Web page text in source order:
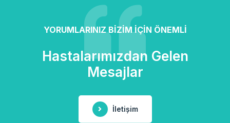
YORUMLARINIZ BİZİM İÇİN ÖNEMLİ
Hastalarımızdan Gelen
Mesajlar
İletişim